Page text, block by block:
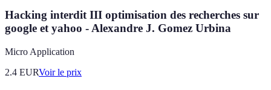
Hacking interdit III optimisation des recherches sur
google et yahoo - Alexandre J. Gomez Urbina
Micro Application
2.4 EURVoir le prix